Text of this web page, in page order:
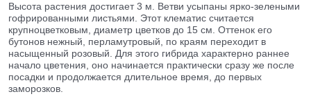
Высота растения достигает 3 м. Ветви усыпаны ярко-зелеными
гофрированными листьями. Этот клематис считается
крупноцветковым, диаметр цветков до 15 см. Оттенок его
бутонов нежный, перламутровый, по краям переходит в
насыщенный розовый. Для этого гибрида характерно раннее
начало цветения, оно начинается практически сразу же после
посадки и продолжается длительное время, до первых
заморозков.